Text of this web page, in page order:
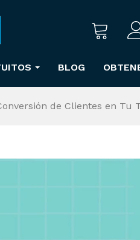
BLOG
de Clientes en Tu